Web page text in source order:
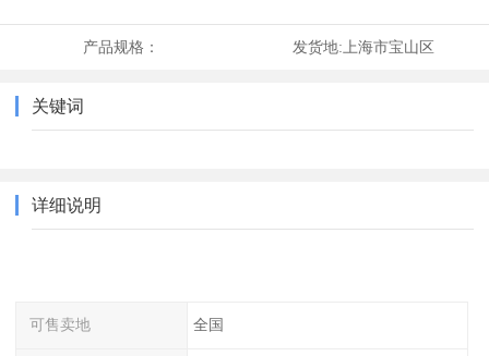
产品规格： 发货地: 上海市宝山区
关键词
详细说明
可售卖地 全国